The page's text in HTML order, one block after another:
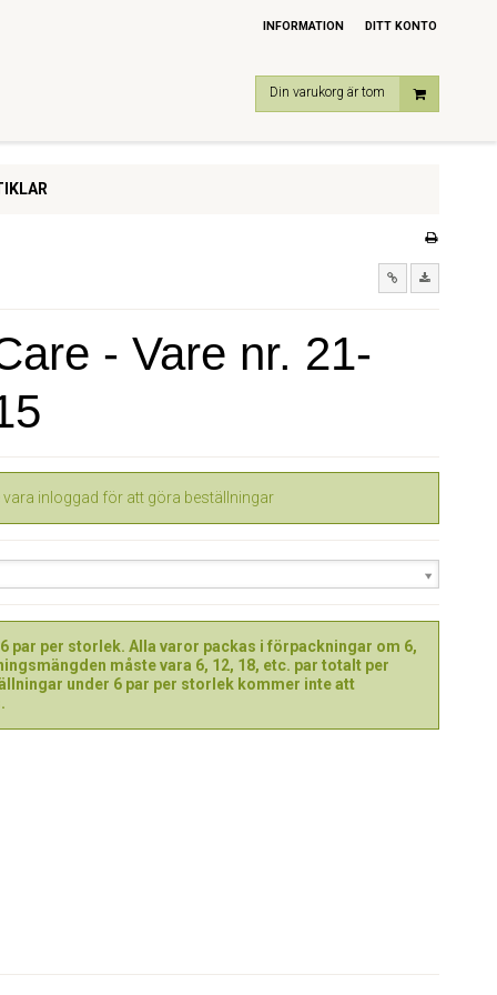
INFORMATION DITT KONTO
Din varukorg är tom
- Vare nr. 21-
vara inloggad för att göra beställningar
6 par per storlek. Alla varor packas i förpackningar om 6,
måste vara 6, 12, 18, etc. par totalt per
under 6 par per storlek kommer inte att